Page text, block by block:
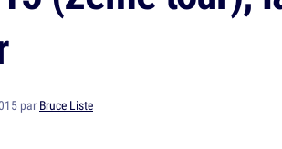
par Bruce Liste